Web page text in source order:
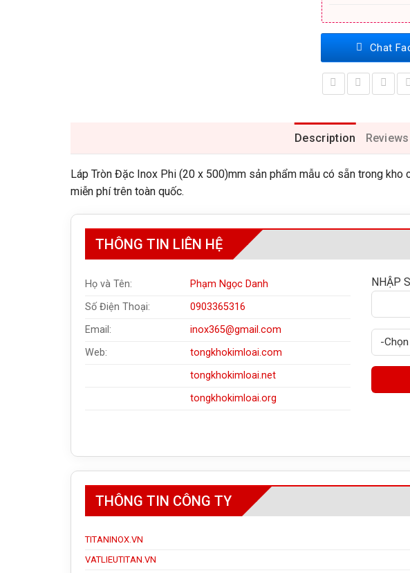
Chat
Description
Láp Tròn Đặc Inox Phi (20 x 500)mm sản phẩm mẫu có sẵn trong kho
miễn phí trên toàn quốc.
THÔNG TIN LIÊN HỆ
Họ và Tên:
Phạm Ngọc Danh
Số Điện Thoại:
0903365316
Email:
inox365@gmail.com
Web:
tongkhokimloai.com
tongkhokimloai.net
tongkhokimloai.org
NHẬP
THÔNG TIN CÔNG TY
TITANINOX.VN
VATLIEUTITAN.VN